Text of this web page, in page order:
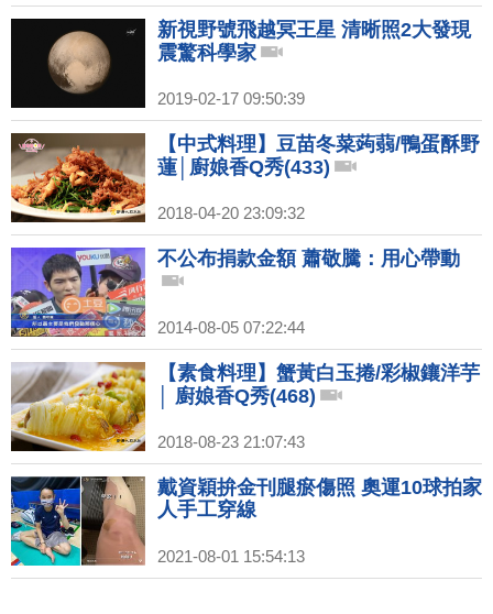
新視野號飛越冥王星 清晰照2大發現
震驚科學家
2019-02-17 09:50:39
【中式料理】豆苗冬菜蒟蒻/鴨蛋酥野
蓮│廚娘香Q秀(433)
2018-04-20 23:09:32
不公布捐款金額 蕭敬騰：用心帶動
2014-08-05 07:22:44
【素食料理】蟹黃白玉捲/彩椒鑲洋芋
│ 廚娘香Q秀(468)
2018-08-23 21:07:43
戴資穎拚金刊腿瘀傷照 奧運10球拍家
人手工穿線
2021-08-01 15:54:13